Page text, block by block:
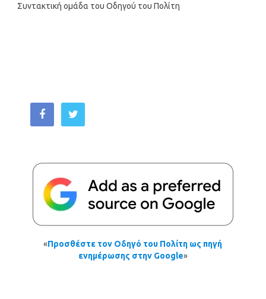
Συντακτική ομάδα του Οδηγού του Πολίτη
«Προσθέστε τον Οδηγό του Πολίτη ως πηγή
ενημέρωσης στην Google»